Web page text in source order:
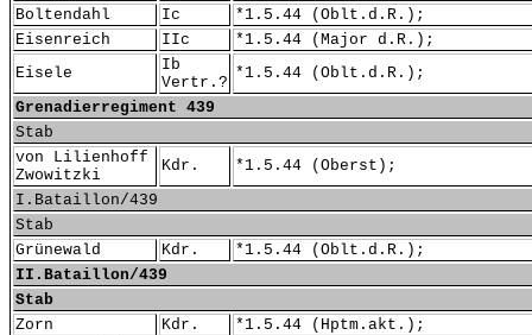
Boltendahl
Ic
*1.5.44 (Oblt.d.R.);
Eisenreich
IIc
*1.5.44 (Major d.R.);
Eisele
Ib
Vertr.?
*1.5.44 (Oblt.d.R.);
Grenadierregiment 439
Stab
von Lilienhoff
Zwowitzki
Kdr.
*1.5.44 (Oberst);
I.Bataillon/439
Stab
Grünewald
Kdr.
*1.5.44 (Oblt.d.R.);
II.Bataillon/439
Stab
Zorn
Kdr.
*1.5.44 (Hptm.akt.);